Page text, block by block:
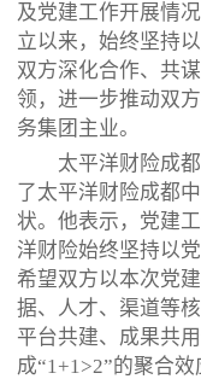
及党建工作开展情
立以来，始终坚持
双方深化合作、共
领，进一步推动双
务集团主业。
太平洋财险成
了太平洋财险成都
状。他表示，党建
洋财险始终坚持以
希望双方以本次党
据、人才、渠道等
平台共建、成果共
成“1+1>2”的聚合效